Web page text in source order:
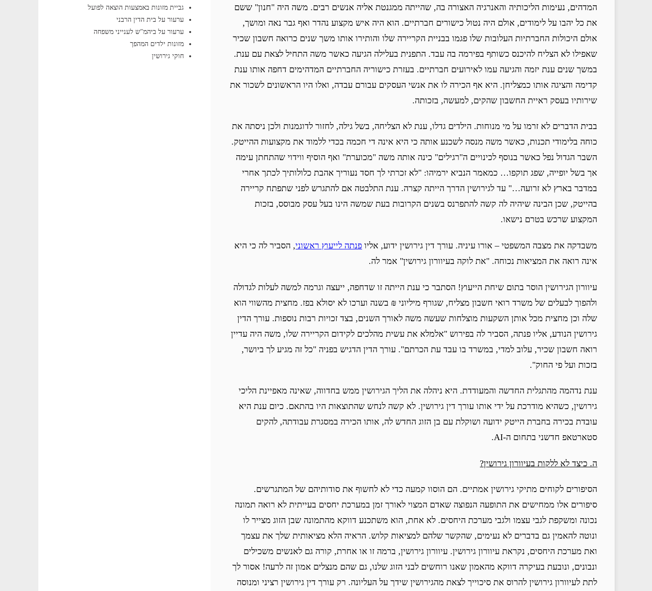
המדהים, נעימות הליכותיה והאנרגיה האצורה בה, שהייתה ממגנטת אליה אנשים רבים. משה היה "חנון" ששם
את כל יהבו על לימודים, אולם היה נטול כישורים חברתיים. הוא היה איש מקצוע נהדר ואף גבר נאה ומושך,
אולם היכולות החברתיות העלובות שלו פגמו בבניית הקריירה שלו והותירו אותו משך שנים כרואה חשבון שכיר
שאפילו לא הצליח להיכנס כשותף בפירמה בה עבד. התפנית בעלילה הגיעה כאשר משה התחיל לצאת עם ענת.
במשך שנים ענת יזמה והגיעה עמו לאירועים חברתיים. בעזרת כישוריה החברתיים המדהימים דחפה אותו ענת
קדימה והציגה אותו כמצליחן. היא אף הכירה לו את אנשי העסקים עבורם עבדה, ואלו היו הראשונים לשכור את
שירותיו בעסק ראיית החשבון שהקים, למעשה, בזכותה.
בבית הדברים לא זרמו על מי מנוחות. הילדים גדלו, ענת לא הצליחה, בשל גילה, לחזור לדוגמנות ולכן ניסתה את
כוחה בלימודי תכנות, כאשר משה מנסה לשכנע אותה כי היא אינה די חכמה בכדי ללמוד את מקצועות ההייטק.
השבר הגדול נפל כאשר בנוסף לכינויים ה"רגילים" כינה אותה משה "מכוערת" ואף הוסיף ווידוי שהתחתן עימה
אך בשל יופייה, שפג תוקפו… כמאמר הנביא ירמיהו: "לא זכרתי לך חסד נעוריך אהבת כלולותיך לכתך אחרי
במדבר בארץ לא זרועה…" עד לגירושין הדרך הייתה קצרה. ענת התלבטה אם להתגרש לפני שתפתח קריירה
בהייטק, שכן הבינה שיהיה לה קשה להתפרנס בשנים הקרובות בעת שמשה הינו בעל עסק מבוסס, בזכות
המקצוע שרכש בטרם נישאו.
משבדקה את מצבה המשפטי – אורו עיניה. עורך דין גירושין ידוע, אליו פנתה לייעוץ ראשוני, הסביר לה כי היא
אינה רואה את המציאות נכוחה. "את לוקה בעיוורון גירושין" אמר לה.
עיוורון הגירושין הוסר בתום שיחת הייעוץ! הסתבר כי ענת הייתה זו שדחפה, ייעצה וגרמה למשה לעלות לגדולה
ולהפוך לבעלים של משרד רואי חשבון מצליח, שגורף מיליוני ₪ בשנה וערכו לא יסולא בפז. מחצית מהשווי הוא
שלה וכן מחצית מכל אותן השקעות מוצלחות שעשה משה לאורך השנים, בצד זכויות רבות נוספות. עורך הדין
גירושין הנודע, אליו פנתה, הסביר לה בפירוש "אלמלא את עשית מהלכים לקידום הקריירה שלו, משה היה עדיין
רואה חשבון שכיר, עלוב למדי, במשרד בו עבד עת הכרתם". עורך הדין הדגיש בפניה "כל זה מגיע לך ביושר,
בזכות ועל פי החוק".
ענת נדהמה מהתגלית החדשה והמעודדת. היא ניהלה את הליך הגירושין ממש בחדווה, שאינה מאפיינת הליכי
גירושין, כשהיא מודרכת על ידי אותו עורך דין גירושין. לא קשה לנחש שהתוצאות היו בהתאם. כיום ענת היא
עובדת בכירה בחברת הייטק ידועה ושוקלת עם בן הזוג החדש לה, אותו הכירה במסגרת עבודתה, להקים
סטארטאפ חדשני בתחום ה-AI.
ה. כיצד לא ללקות בעיוורון גירושין?
הסיפורים לקוחים מתיקי גירושין אמתיים. הם הוסוו קמעה כדי לא לחשוף את סודותיהם של המתגרשים.
סיפורים אלו ממחישים את התופעה הנפוצה שאדם המצוי לאורך זמן במערכת יחסים בעייתית לא רואה תמונה
נכונה ומשקפת לגבי עצמו ולגבי מערכת היחסים. לא אחת, הוא משתכנע דווקא מהתמונה שבן הזוג מצייר לו
ונוטה להאמין גם בדברים לא נעימים, שהקשר שלהם למציאות קלוש. הראיה הלא מציאותית שלך את עצמך
ואת מערכת היחסים, נקראת עיוורון גירושין. עיוורון גירושין, ברמה זו או אחרת, קורה גם לאנשים משכילים
ונבונים, ונובעת בעיקרה דווקא מהאמון שאנו רוחשים לבני הזוג שלנו, גם שהם מנצלים אמון זה לרעה! אסור לך
לתת לעיוורון גירושין להרוס את סיכוייך לצאת מהגירושין שידך על העליונה. רק עורך דין גירושין רציני ומנוסה
גביית מזונות באמצעות הוצאה לפועל
ערעור על בית הדין הרבני
ערעור על ביהמ"ש לענייני משפחה
מזונות ילדים המהפך
חוקי גירושין